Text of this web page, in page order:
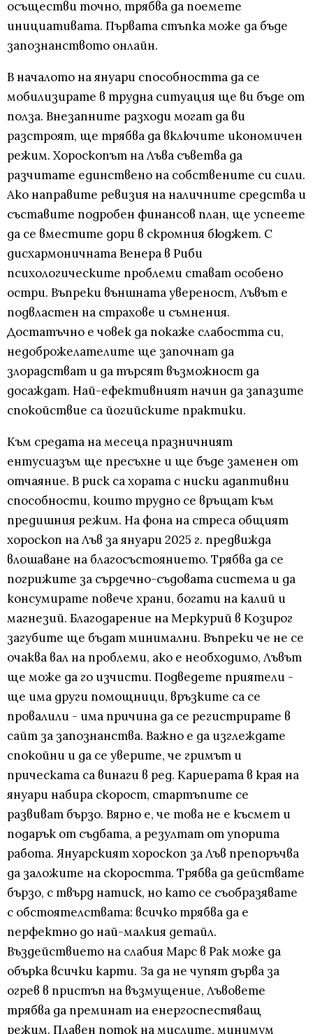
осъществи точно, трябва да поемете
инициативата. Първата стъпка може да бъде
запознанството онлайн.
В началото на януари способността да се
мобилизирате в трудна ситуация ще ви бъде от
полза. Внезапните разходи могат да ви
разстроят, ще трябва да включите икономичен
режим. Хороскопът на Лъва съветва да
разчитате единствено на собствените си сили.
Ако направите ревизия на наличните средства и
съставите подробен финансов план, ще успеете
да се вместите дори в скромния бюджет. С
дисхармоничната Венера в Риби
психологическите проблеми стават особено
остри. Въпреки външната увереност, Лъвът е
подвластен на страхове и съмнения.
Достатъчно е човек да покаже слабостта си,
недоброжелателите ще започнат да
злорадстват и да търсят възможност да
досаждат. Най-ефективният начин да запазите
спокойствие са йогийските практики.
Към средата на месеца празничният
ентусиазъм ще пресъхне и ще бъде заменен от
отчаяние. В риск са хората с ниски адаптивни
способности, които трудно се връщат към
предишния режим. На фона на стреса общият
хороскоп на Лъв за януари 2025 г. предвижда
влошаване на благосъстоянието. Трябва да се
погрижите за сърдечно-съдовата система и да
консумирате повече храни, богати на калий и
магнезий. Благодарение на Меркурий в Козирог
загубите ще бъдат минимални. Въпреки че не се
очаква вал на проблеми, ако е необходимо, Лъвът
ще може да го изчисти. Подведете приятели -
ще има други помощници, връзките са се
провалили - има причина да се регистрирате в
сайт за запознанства. Важно е да изглеждате
спокойни и да се уверите, че гримът и
прическата са винаги в ред. Кариерата в края на
януари набира скорост, стартъпите се
развиват бързо. Вярно е, че това не е късмет и
подарък от съдбата, а резултат от упорита
работа. Януарският хороскоп за Лъв препоръчва
да заложите на скоростта. Трябва да действате
бързо, с твърд натиск, но като се съобразявате
с обстоятелствата: всичко трябва да е
перфектно до най-малкия детайл.
Въздействието на слабия Марс в Рак може да
обърка всички карти. За да не чупят дърва за
огрев в пристъп на възмущение, Лъвовете
трябва да преминат на енергоспестяващ
режим. Плавен поток на мислите, минимум